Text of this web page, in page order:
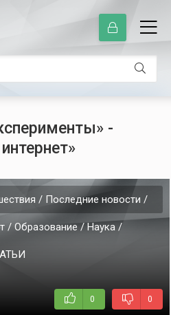
-
/ Последние новости /
/ Образование / Наука /
0 0